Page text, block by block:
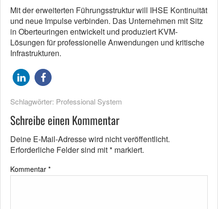
Mit der erweiterten Führungsstruktur will IHSE Kontinuität
und neue Impulse verbinden. Das Unternehmen mit Sitz
in Oberteuringen entwickelt und produziert KVM-
Lösungen für professionelle Anwendungen und kritische
Infrastrukturen.
Schlagwörter: Professional System
Schreibe einen Kommentar
Deine E-Mail-Adresse wird nicht veröffentlicht.
Erforderliche Felder sind mit* markiert.
Kommentar *